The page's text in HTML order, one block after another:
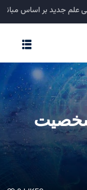
علم جدید بر اساس
نظری
نشریات
تحقیقات
فرادرمانگاه